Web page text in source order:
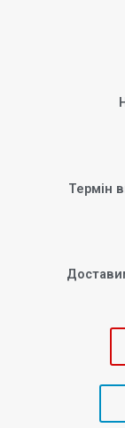
Термін